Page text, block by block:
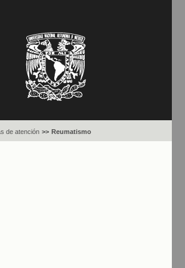
de atención >> Reumatismo